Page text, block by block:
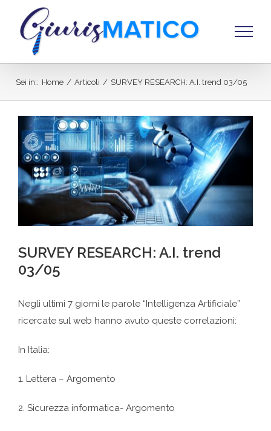
contenuto
Sei in:: Home / Articoli / SURVEY RESEARCH: A.I. trend 03/05
Ingrandisci
immagine
SURVEY RESEARCH: A.I. trend
03/05
Negli ultimi 7 giorni le parole “Intelligenza Artificiale”
ricercate sul web hanno avuto queste correlazioni:
In Italia:
1. Lettera – Argomento
2. Sicurezza informatica- Argomento